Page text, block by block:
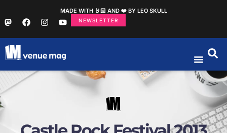
MADE WITH 🤘🏻 AND ❤️ BY LEO SKULL
NEWSLETTER